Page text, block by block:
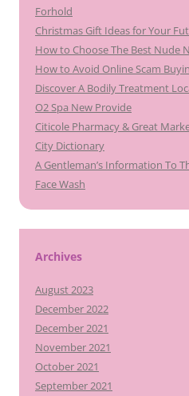
Forhold
Christmas Gift Ideas for Your
How to Choose The Best Nude
How to Avoid Online Scam
Discover A Bodily Treatment
O2 Spa New Provide
Citicole Pharmacy & Great
City Dictionary
A Gentleman’s Information To
Face Wash
Archives
August 2023
December 2022
December 2021
November 2021
October 2021
September 2021